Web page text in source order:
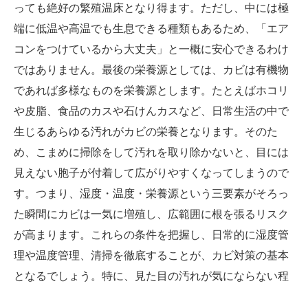
っても絶好の繁殖温床となり得ます。ただし、中には極
端に低温や高温でも生息できる種類もあるため、「エア
コンをつけているから大丈夫」と一概に安心できるわけ
ではありません。最後の栄養源としては、カビは有機物
であれば多様なものを栄養源とします。たとえばホコリ
や皮脂、食品のカスや石けんカスなど、日常生活の中で
生じるあらゆる汚れがカビの栄養となります。そのた
め、こまめに掃除をして汚れを取り除かないと、目には
見えない胞子が付着して広がりやすくなってしまうので
す。つまり、湿度・温度・栄養源という三要素がそろっ
た瞬間にカビは一気に増殖し、広範囲に根を張るリスク
が高まります。これらの条件を把握し、日常的に湿度管
理や温度管理、清掃を徹底することが、カビ対策の基本
となるでしょう。特に、見た目の汚れが気にならない程